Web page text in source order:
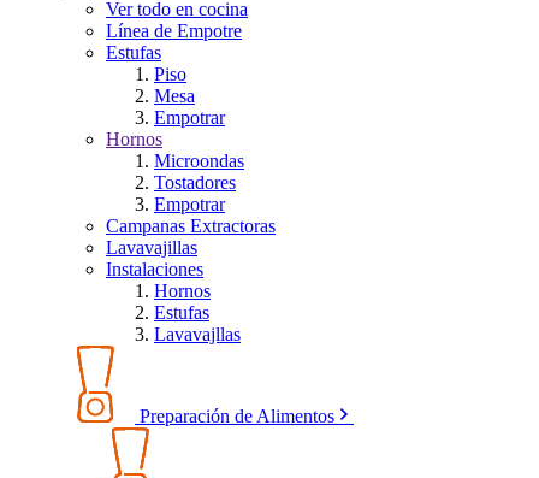
Ver todo en cocina
Línea de Empotre
Estufas
Piso
Mesa
Empotrar
Hornos
Microondas
Tostadores
Empotrar
Campanas Extractoras
Lavavajillas
Instalaciones
Hornos
Estufas
Lavavajllas
Preparación de Alimentos